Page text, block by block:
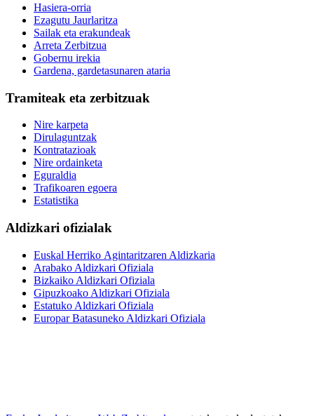
Hasiera-orria
Ezagutu Jaurlaritza
Sailak eta erakundeak
Arreta Zerbitzua
Gobernu irekia
Gardena, gardetasunaren ataria
Tramiteak eta zerbitzuak
Nire karpeta
Dirulaguntzak
Kontratazioak
Nire ordainketa
Eguraldia
Trafikoaren egoera
Estatistika
Aldizkari ofizialak
Euskal Herriko Agintaritzaren Aldizkaria
Arabako Aldizkari Ofiziala
Bizkaiko Aldizkari Ofiziala
Gipuzkoako Aldizkari Ofiziala
Estatuko Aldizkari Ofiziala
Europar Batasuneko Aldizkari Ofiziala